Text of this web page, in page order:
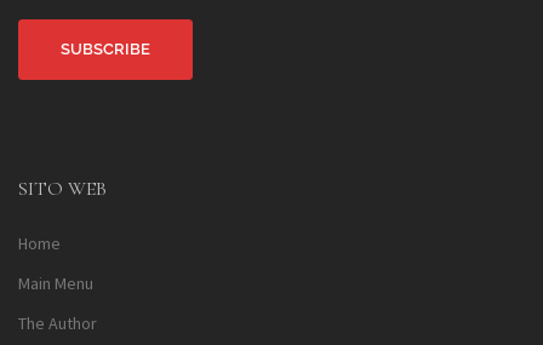
SITO WEB
Home
Main Menu
The Author